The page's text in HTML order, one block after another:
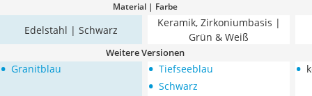
Material | Farbe
Edelstahl | Schwarz
Keramik, Zirkoniumbasis |
Grün & Weiß
Weitere Versionen
• Granitblau • Tiefseeblau
• Schwarz
•